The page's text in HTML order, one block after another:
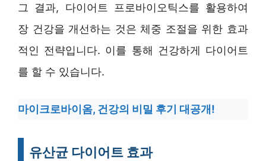
그 결과, 다이어트 프로바이오틱스를 활용하여
장 건강을 개선하는 것은 체중 조절을 위한 효과
적인 전략입니다. 이를 통해 건강하게 다이어트
를 할 수 있습니다.
마이크로바이옴, 건강의 비밀 후기 대공개!
유산균 다이어트 효과